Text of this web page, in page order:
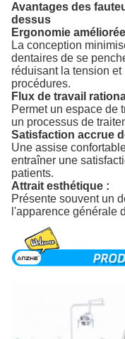
Avantages des
dessus
Ergonomie
La conception
dentaires de se
réduisant la tension
procédures.
Flux de travail
Permet un espace de
un processus de
Satisfaction accrue
Une assise
entraîner une
patients.
Attrait esthétique :
Présente souvent un
l'apparence générale